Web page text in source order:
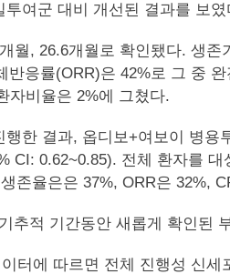
여군 대비 개선된 결과를 보였
, 26.6개월로 확인됐다. 생
응률(ORR)은 42%로 그 중
자비율은 2%에 그쳤다.
한 결과, 옵디보+여보이 병
0.62~0.85). 전체 환자를
존율은은 37%, ORR은 32%,
적 기간동안 새롭게 확인된
터에 따르면 전체 진행성 신